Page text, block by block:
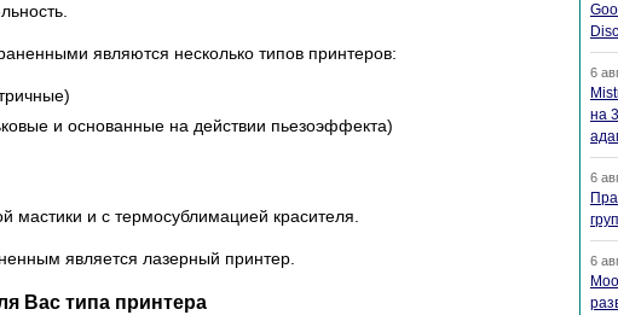
являются несколько типов принтеров:
и основанные на действии пьезоэффекта)
мастики и с термосублимацией красителя.
является лазерный принтер.
Вас типа принтера
6
на
6
6